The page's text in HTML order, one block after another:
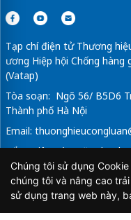
Tạp chí điện tử Thương
ương Hiệp hội Chống
(Vatap)
Tòa soạn: Ngõ 56/ B5D6
Thành phố Hà Nội
Email:
Tổng Biên Tập: Vũ Đức
Giấy phép hoạt động báo
Thông tin và Truyền
Chúng tôi sử dụng
chúng tôi và nâng cao
sử dụng trang web này,